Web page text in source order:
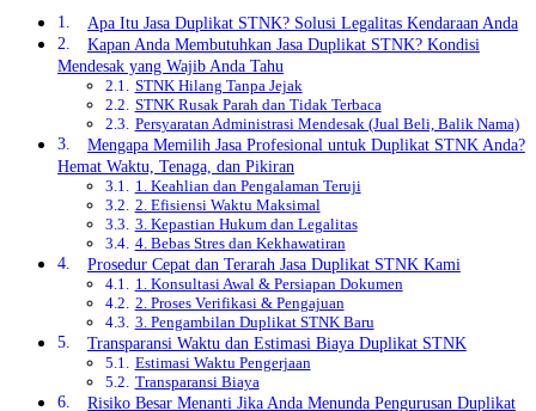
Apa Itu Jasa Duplikat STNK? Solusi Legalitas Kendaraan Anda
Kapan Anda Membutuhkan Jasa Duplikat STNK? Kondisi
Mendesak yang Wajib Anda Tahu
STNK Hilang Tanpa Jejak
STNK Rusak Parah dan Tidak Terbaca
Persyaratan Administrasi Mendesak (Jual Beli, Balik Nama)
Mengapa Memilih Jasa Profesional untuk Duplikat STNK Anda?
Hemat Waktu, Tenaga, dan Pikiran
1. Keahlian dan Pengalaman Teruji
2. Efisiensi Waktu Maksimal
3. Kepastian Hukum dan Legalitas
4. Bebas Stres dan Kekhawatiran
Prosedur Cepat dan Terarah Jasa Duplikat STNK Kami
1. Konsultasi Awal & Persiapan Dokumen
2. Proses Verifikasi & Pengajuan
3. Pengambilan Duplikat STNK Baru
Transparansi Waktu dan Estimasi Biaya Duplikat STNK
Estimasi Waktu Pengerjaan
Transparansi Biaya
Risiko Besar Menanti Jika Anda Menunda Pengurusan Duplikat